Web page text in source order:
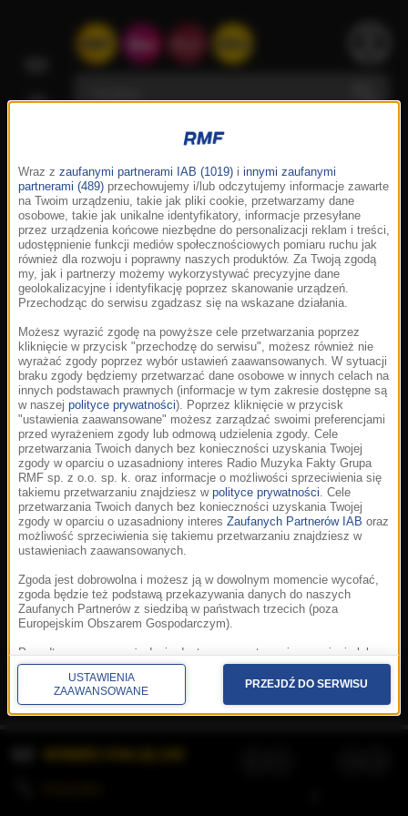
Korzystanie z portalu oznacza akceptację
Prywatność.Aplikacje.© 2026 Radio Muzyka
Fakty Grupa RMF sp. z o.o. sp. k.
Wraz z zaufanymi partnerami IAB (1019) i innymi zaufanymi
partnerami (489) przechowujemy i/lub odczytujemy informacje zawarte
na Twoim urządzeniu, takie jak pliki cookie, przetwarzamy dane
osobowe, takie jak unikalne identyfikatory, informacje przesyłane
przez urządzenia końcowe niezbędne do personalizacji reklam i treści,
udostępnienie funkcji mediów społecznościowych pomiaru ruchu jak
również dla rozwoju i poprawny naszych produktów. Za Twoją zgodą
my, jak i partnerzy możemy wykorzystywać precyzyjne dane
geolokalizacyjne i identyfikację poprzez skanowanie urządzeń.
Przechodząc do serwisu zgadzasz się na wskazane działania.
Możesz wyrazić zgodę na powyższe cele przetwarzania poprzez
kliknięcie w przycisk "przechodzę do serwisu", możesz również nie
wyrażać zgody poprzez wybór ustawień zaawansowanych. W sytuacji
braku zgody będziemy przetwarzać dane osobowe w innych celach na
innych podstawach prawnych (informacje w tym zakresie dostępne są
w naszej polityce prywatności). Poprzez kliknięcie w przycisk
"ustawienia zaawansowane" możesz zarządzać swoimi preferencjami
przed wyrażeniem zgody lub odmową udzielenia zgody. Cele
przetwarzania Twoich danych bez konieczności uzyskania Twojej
zgody w oparciu o uzasadniony interes Radio Muzyka Fakty Grupa
RMF sp. z o.o. sp. k. oraz informacje o możliwości sprzeciwienia się
takiemu przetwarzaniu znajdziesz w polityce prywatności. Cele
przetwarzania Twoich danych bez konieczności uzyskania Twojej
zgody w oparciu o uzasadniony interes Zaufanych Partnerów IAB oraz
możliwość sprzeciwienia się takiemu przetwarzaniu znajdziesz w
ustawieniach zaawansowanych.
Zgoda jest dobrowolna i możesz ją w dowolnym momencie wycofać,
zgoda będzie też podstawą przekazywania danych do naszych
Zaufanych Partnerów z siedzibą w państwach trzecich (poza
Europejskim Obszarem Gospodarczym).
Ponadto masz prawo żądania dostępu, sprostowania, usunięcia lub
ograniczenia przetwarzania danych, a także złożenia skargi do
Prezesa Urzędu Ochrony Danych Osobowych. W polityce prywatności
znajdziesz informacje jak wykonać swoje prawa. Szczegółowe
informacje na temat przetwarzania Twoich danych znajdują się w
USTAWIENIA
ZAAWANSOWANE
PRZEJDŹ DO SERWISU